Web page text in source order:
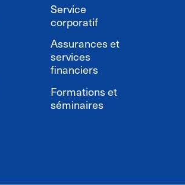
Service
corporatif
Assurances et
services
financiers
Formations et
séminaires